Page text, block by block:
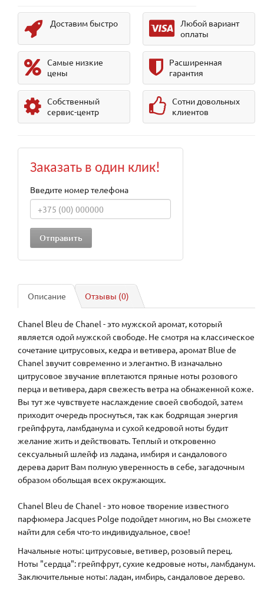
Доставим быстро
Любой вариант
оплаты
Самые низкие
цены
Расширенная
гарантия
Собственный
сервис-центр
Сотни довольных
клиентов
Заказать в один клик!
Введите номер телефона
Описание Отзывы (0)
Chanel Bleu de Chanel - это мужской аромат, который
является одой мужской свободе. Не смотря на классическое
сочетание цитрусовых, кедра и ветивера, аромат Blue de
Chanel звучит современно и элегантно. В изначально
цитрусовое звучание вплетаются пряные ноты розового
перца и ветивера, даря свежесть ветра на обнаженной коже.
Вы тут же чувствуете наслаждение своей свободой, затем
приходит очередь проснуться, так как бодрящая энергия
грейпфрута, ламбданума и сухой кедровой ноты будит
желание жить и действовать. Теплый и откровенно
сексуальный шлейф из ладана, имбиря и сандалового
дерева дарит Вам полную уверенность в себе, загадочным
образом обольщая всех окружающих.
Chanel Bleu de Chanel - это новое творение известного
парфюмера Jacques Polge подойдет многим, но Вы сможете
найти для себя что-то индивидуальное, свое!
Начальные ноты: цитрусовые, ветивер, розовый перец.
Ноты "сердца": грейпфрут, сухие кедровые ноты, ламбданум.
Заключительные ноты: ладан, имбирь, сандаловое дерево.